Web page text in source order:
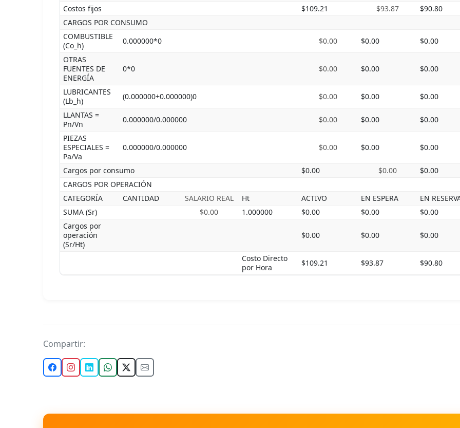
Costos fijos
$109.21 $93.87
$90.80
CARGOS POR CONSUMO
COMBUSTIBLE
(Co_h)
0.000000*0 $0.00 $0.00
$0.00
OTRAS
FUENTES DE
ENERGÍA
0*0 $0.00 $0.00 $0.00
LUBRICANTES
(Lb_h)
(0.000000+0.000000)0 $0.00 $0.00
$0.00
LLANTAS =
Pn/Vn
0.000000/0.000000 $0.00 $0.00
$0.00
PIEZAS
ESPECIALES =
Pa/Va
0.000000/0.000000 $0.00 $0.00 $0.00
Cargos por consumo $0.00 $0.00
$0.00
CARGOS POR OPERACIÓN
CATEGORÍA
CANTIDAD SALARIO REAL Ht ACTIVO EN ESPERA
EN
SUMA (Sr)
$0.00 1.000000 $0.00 $0.00
$0.00
Cargos por
operación
(Sr/Ht)
$0.00 $0.00 $0.00
Costo Directo
por Hora
$109.21 $93.87 $90.80
Compartir: